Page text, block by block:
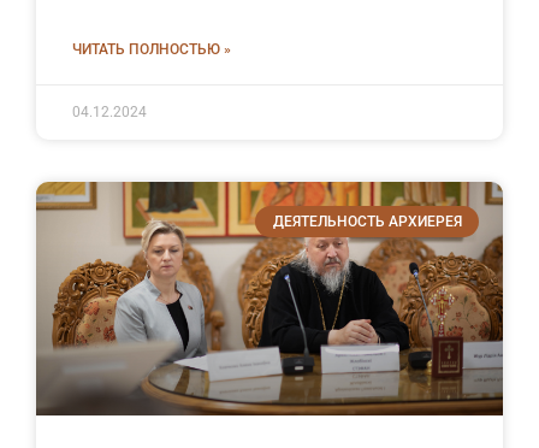
ЧИТАТЬ ПОЛНОСТЬЮ »
04.12.2024
ДЕЯТЕЛЬНОСТЬ АРХИЕРЕЯ